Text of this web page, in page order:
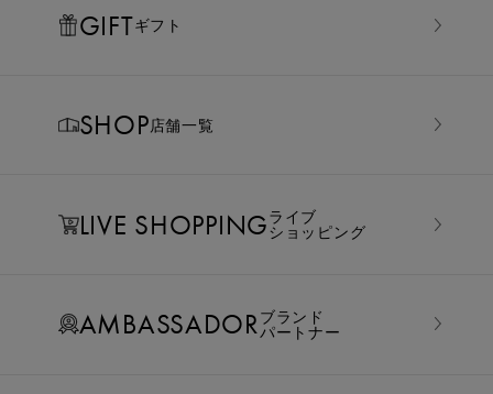
GIFTギフト
SHOP店舗一覧
LIVE SHOPPINGライブ
ショッピング
AMBASSADORブランド
パートナー